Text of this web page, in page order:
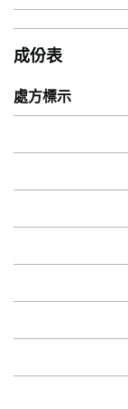
成份表
處方標示